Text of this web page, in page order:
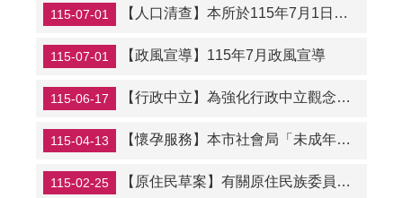
115-07-01 【人口清查】本所於115年7月1日至8月31日辦理「未換發新式國民身分證者」清查，請民眾配合戶政人員辦理人口清查作業。
115-07-01 【政風宣導】115年7月政風宣導
115-06-17 【行政中立】為強化行政中立觀念，辦理行政中立、公務倫理宣導
115-04-13 【懷孕服務】本市社會局「未成年懷孕求助網站」、 「未成年懷孕諮詢專線」及「孕路同行 守護未來」宣導。
115-02-25 【原住民草案】有關原住民族委員會依平埔原住民族群身分法第9條第2項辦理，公告西拉雅、道卡斯等民族成員身分認定要件草案